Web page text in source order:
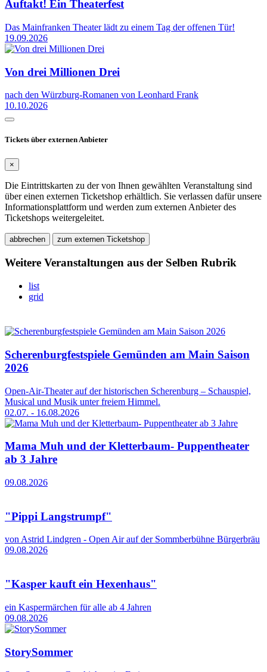
Auftakt! Ein Theaterfest
Das Mainfranken Theater lädt zu einem Tag der offenen Tür!
19.09.2026
Von drei Millionen Drei
nach den Würzburg-Romanen von Leonhard Frank
10.10.2026
Tickets über externen Anbieter
×
Die Eintrittskarten zu der von Ihnen gewählten Veranstaltung sind
über einen externen Ticketshop erhältlich. Sie verlassen dafür unsere
Informationsplattform und werden zum externen Anbieter des
Ticketshops weitergeleitet.
abbrechen zum externen Ticketshop
Weitere Veranstaltungen aus der Selben Rubrik
list
grid
Scherenburgfestspiele Gemünden am Main Saison
2026
Open-Air-Theater auf der historischen Scherenburg – Schauspiel,
Musical und Musik unter freiem Himmel.
02.07. - 16.08.2026
Mama Muh und der Kletterbaum- Puppentheater
ab 3 Jahre
09.08.2026
"Pippi Langstrumpf"
von Astrid Lindgren - Open Air auf der Sommberbühne Bürgerbräu
09.08.2026
"Kasper kauft ein Hexenhaus"
ein Kaspermärchen für alle ab 4 Jahren
09.08.2026
StorySommer